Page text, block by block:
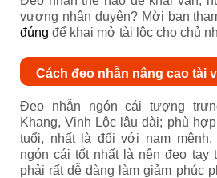
vượng nhân duyên? Mời bạn
đúng để khai mở tài lộc cho chủ
Cách đeo nhẫn nâng cao tài
Đeo nhẫn ngón cái tượng
Khang, Vinh Lộc lâu dài; phù
tuổi, nhất là đối với nam mệnh.
ngón cái tốt nhất là nên đeo tay
phải rất dễ dàng làm giảm phúc